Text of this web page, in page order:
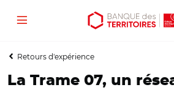
Aller
contenu
Aller
menu
Ouvrir
outils
Menu
Retours d'expérience
La Trame 07, un